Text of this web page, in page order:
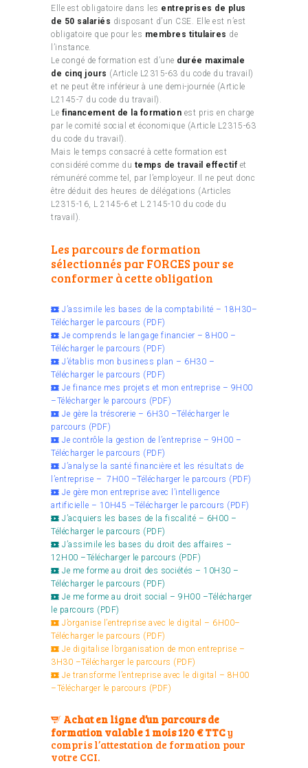
Elle est obligatoire dans les entreprises de plus
de 50 salariés disposant d’un CSE. Elle est n’est
obligatoire que pour les membres titulaires de
l’instance.
Le congé de formation est d’une durée maximale
de cinq jours (Article L2315-63 du code du travail)
et ne peut être inférieur à une demi-journée (Article
L2145-7 du code du travail).
Le financement de la formation est pris en charge
par le comité social et économique (Article L2315-63
du code du travail).
Mais le temps consacré à cette formation est
considéré comme du temps de travail effectif et
rémunéré comme tel, par l’employeur. Il ne peut donc
être déduit des heures de délégations (Articles
L2315-16, L 2145-6 et L 2145-10 du code du
travail).
Les parcours de formation
sélectionnés par FORCES pour se
conformer à cette obligation
J’assimile les bases de la comptabilité – 18H30–
Télécharger le parcours (PDF)
Je comprends le langage financier – 8H00 –
Télécharger le parcours (PDF)
J’établis mon business plan – 6H30 –
Télécharger le parcours (PDF)
Je finance mes projets et mon entreprise – 9H00
–Télécharger le parcours (PDF)
Je gère la trésorerie – 6H30 –Télécharger le
parcours (PDF)
Je contrôle la gestion de l’entreprise – 9H00 –
Télécharger le parcours (PDF)
J’analyse la santé financière et les résultats de
l’entreprise – 7H00 –Télécharger le parcours (PDF)
Je gère mon entreprise avec l’intelligence
artificielle – 10H45 –Télécharger le parcours (PDF)
J’acquiers les bases de la fiscalité – 6H00 –
Télécharger le parcours (PDF)
J’assimile les bases du droit des affaires –
12H00 –Télécharger le parcours (PDF)
Je me forme au droit des sociétés – 10H30 –
Télécharger le parcours (PDF)
Je me forme au droit social – 9H00 –Télécharger
le parcours (PDF)
J’organise l’entreprise avec le digital – 6H00–
Télécharger le parcours (PDF)
Je digitalise l’organisation de mon entreprise –
3H30 –Télécharger le parcours (PDF)
Je transforme l’entreprise avec le digital – 8H00
–Télécharger le parcours (PDF)
Achat en ligne d’un parcours de
formation valable 1 mois 120 € TTCy
compris l’attestation de formation pour
votre CCI.